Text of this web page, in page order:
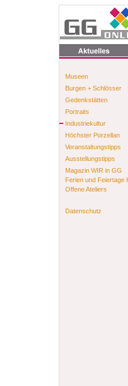
Museen
Burgen + Schlösser
Gedenkstätten
Portraits
Industriekultur
Höchster Porzellan
Veranstaltungstipps
Ausstellungstipps
Magazin WIR in GG
Ferien und Feiertage
Offene Ateliers
Datenschutz